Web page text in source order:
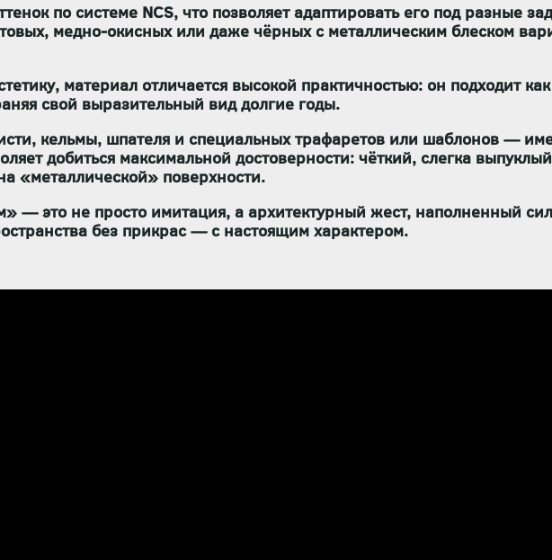
по системе NCS, что позволяет адаптировать его под разные
медно-окисных или даже чёрных с металлическим блеском
материал отличается высокой практичностью: он подходит
свой выразительный вид долгие годы.
кельмы, шпателя и специальных трафаретов или шаблонов —
добиться максимальной достоверности: чёткий, слегка
«металлической» поверхности.
— это не просто имитация, а архитектурный жест, наполненный
без прикрас — с настоящим характером.